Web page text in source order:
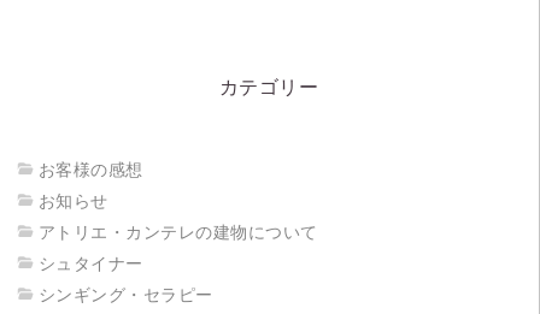
カテゴリー
お客様の感想
お知らせ
アトリエ・カンテレの建物について
シュタイナー
シンギング・セラピー